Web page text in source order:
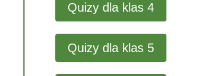
Quizy dla klas 4
Quizy dla klas 5